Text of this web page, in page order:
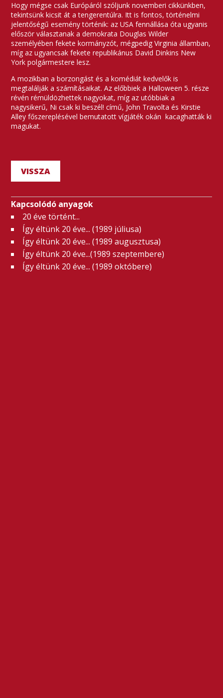
Hogy mégse csak Európáról szóljunk novemberi cikkünkben,
tekintsünk kicsit át a tengerentúlra. Itt is fontos, történelmi
jelentőségű esemény történik: az USA fennállása óta ugyanis
először választanak a demokrata Douglas Wilder
személyében fekete kormányzót, mégpedig Virginia államban,
míg az ugyancsak fekete republikánus David Dinkins New
York polgármestere lesz.
A mozikban a borzongást és a komédiát kedvelők is
megtalálják a számításaikat. Az előbbiek a Halloween 5. része
révén rémüldözhettek nagyokat, míg az utóbbiak a
nagysikerű, Ni csak ki beszél! című, John Travolta és Kirstie
Alley főszereplésével bemutatott vígjáték okán kacaghatták ki
magukat.
VISSZA
Kapcsolódó anyagok
20 éve történt...
Így éltünk 20 éve... (1989 júliusa)
Így éltünk 20 éve... (1989 augusztusa)
Így éltünk 20 éve...(1989 szeptembere)
Így éltünk 20 éve... (1989 októbere)